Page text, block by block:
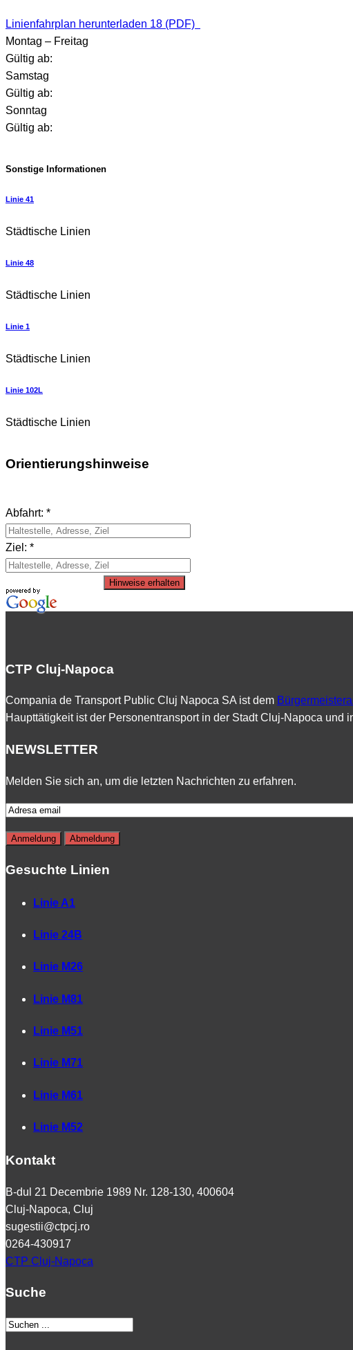
Linienfahrplan herunterladen 18 (PDF)
Montag – Freitag
Gültig ab:
Samstag
Gültig ab:
Sonntag
Gültig ab:
Sonstige Informationen
Linie 41
Städtische Linien
Linie 48
Städtische Linien
Linie 1
Städtische Linien
Linie 102L
Städtische Linien
Orientierungshinweise
Abfahrt: *
Ziel: *
Hinweise erhalten
CTP Cluj-Napoca
Compania de Transport Public Cluj Napoca SA ist dem
Haupttätigkeit ist der Personentransport in der Stadt Cluj-Napoca und
NEWSLETTER
Melden Sie sich an, um die letzten Nachrichten zu erfahren.
Gesuchte Linien
Linie A1
Linie 24B
Linie M26
Linie M81
Linie M51
Linie M71
Linie M61
Linie M52
Kontakt
B-dul 21 Decembrie 1989 Nr. 128-130, 400604
Cluj-Napoca, Cluj
sugestii@ctpcj.ro
0264-430917
CTP Cluj-Napoca
Suche